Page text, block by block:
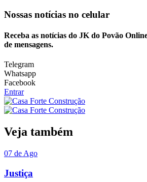
Nossas notícias no celular
Receba as notícias do JK do Povão
de mensagens.
Telegram
Whatsapp
Facebook
Entrar
Veja também
07 de Ago
Justiça